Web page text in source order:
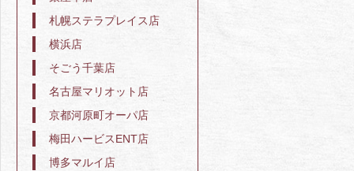
札幌ステラプレイス店
横浜店
そごう千葉店
名古屋マリオット店
京都河原町オーパ店
梅田ハービスENT店
博多マルイ店